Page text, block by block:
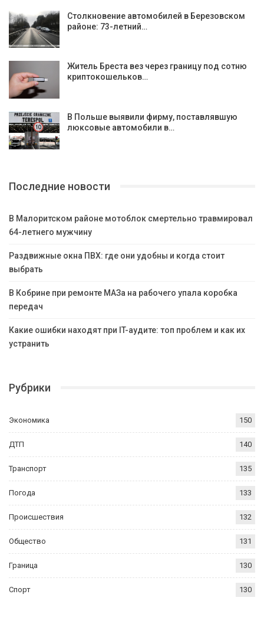
Столкновение автомобилей в Березовском
районе: 73-летний…
Житель Бреста вез через границу под сотню
криптокошельков…
В Польше выявили фирму, поставлявшую
люксовые автомобили в…
Последние новости
В Малоритском районе мотоблок смертельно травмировал
64-летнего мужчину
Раздвижные окна ПВХ: где они удобны и когда стоит
выбрать
В Кобрине при ремонте МАЗа на рабочего упала коробка
передач
Какие ошибки находят при IT-аудите: топ проблем и как их
устранить
Рубрики
Экономика 150
ДТП 140
Транспорт 135
Погода 133
Происшествия 132
Общество 131
Граница 130
Спорт 130